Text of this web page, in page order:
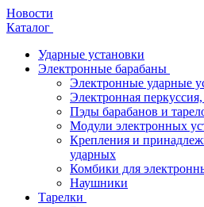
Новости
Каталог
Ударные установки
Электронные барабаны
Электронные ударные
Электронная
Пэды барабанов и
Модули электронных
Крепления и
ударных
Комбики для
Наушники
Тарелки